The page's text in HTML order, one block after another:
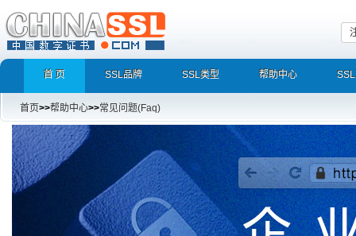
首 页 SSL品牌 SSL类型 帮助中心
首页>>帮助中心>>常见问题(Faq)